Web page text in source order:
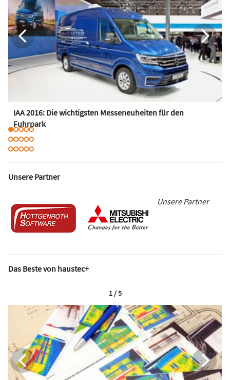
IAA 2016: Die wichtigsten Messeneuheiten für den
Fuhrpark
Unsere Partner
Unsere Partner
Das Beste von haustec+
1 / 5